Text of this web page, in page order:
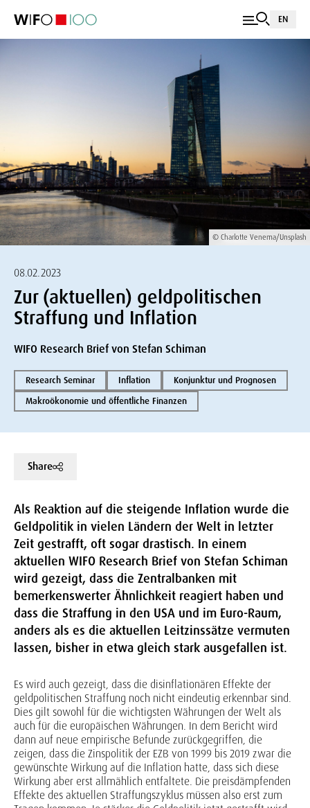
EN
© Charlotte Venema/Unsplash
08.02.2023
Zur (aktuellen) geldpolitischen
Straffung und Inflation
WIFO Research Brief von Stefan Schiman
Research Seminar Inflation
Konjunktur und Prognosen
Makroökonomie und öffentliche Finanzen
Share
Als Reaktion auf die steigende Inflation wurde die
Geldpolitik in vielen Ländern der Welt in letzter
Zeit gestrafft, oft sogar drastisch. In einem
aktuellen WIFO Research Brief von Stefan Schiman
wird gezeigt, dass die Zentralbanken mit
bemerkenswerter Ähnlichkeit reagiert haben und
dass die Straffung in den USA und im Euro-Raum,
anders als es die aktuellen Leitzinssätze vermuten
lassen, bisher in etwa gleich stark ausgefallen ist.
Es wird auch gezeigt, dass die disinflationären Effekte der
geldpolitischen Straffung noch nicht eindeutig erkennbar sind.
Dies gilt sowohl für die wichtigsten Währungen der Welt als
auch für die europäischen Währungen. In dem Bericht wird
dann auf neue empirische Befunde zurückgegriffen, die
zeigen, dass die Zinspolitik der EZB von 1999 bis 2019 zwar die
gewünschte Wirkung auf die Inflation hatte, dass sich diese
Wirkung aber erst allmählich entfaltete. Die preisdämpfenden
Effekte des aktuellen Straffungszyklus müssen also erst zum